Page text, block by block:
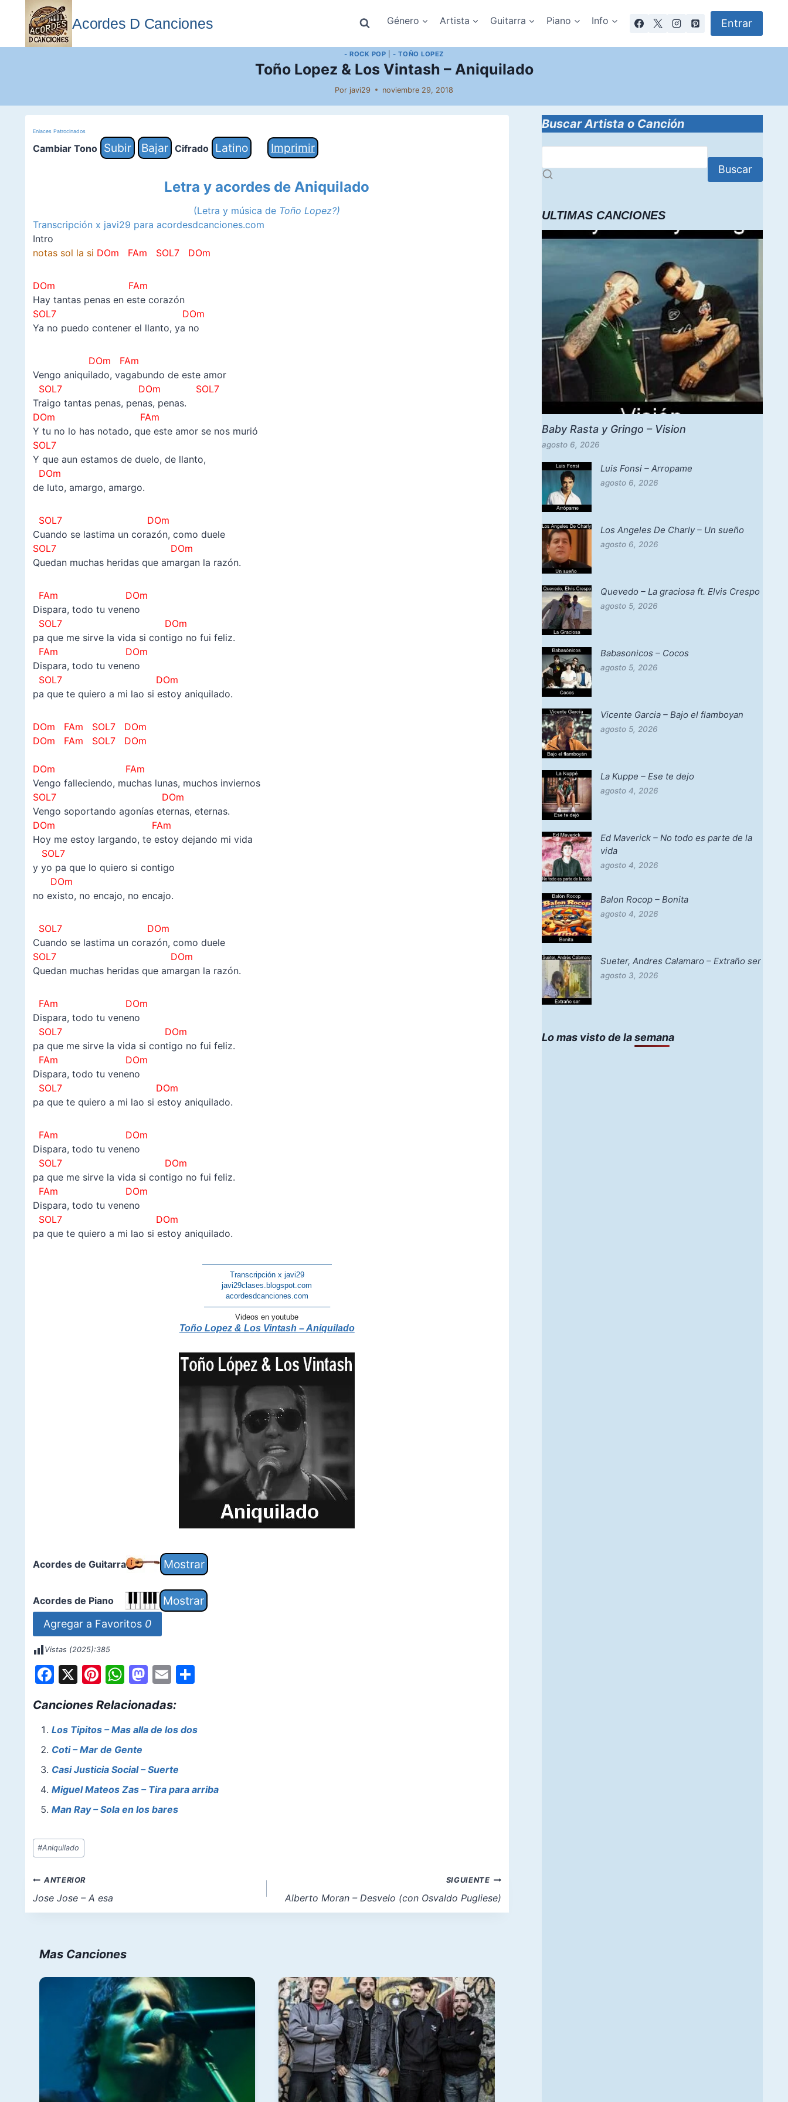
contenido
Acordes D Canciones Género Artista Guitarra Piano Info Entrar
- ROCK POP |- TOÑO LOPEZ
Toño Lopez & Los Vintash – Aniquilado
Por javi29 noviembre 29, 2018
Enlaces Patrocinados
Cambiar Tono Subir Bajar Cifrado Latino Imprimir
Letra y acordes de Aniquilado
(Letra y música de Toño Lopez?)
Transcripción x javi29 para acordesdcanciones.com
Intro
notas sol la si DOm FAm SOL7 DOm
DOm FAm
Hay tantas penas en este corazón
SOL7 DOm
Ya no puedo contener el llanto, ya no
DOm FAm
Vengo aniquilado, vagabundo de este amor
SOL7 DOm SOL7
Traigo tantas penas, penas, penas.
DOm FAm
Y tu no lo has notado, que este amor se nos murió
SOL7
Y que aun estamos de duelo, de llanto,
DOm
de luto, amargo, amargo.
SOL7 DOm
Cuando se lastima un corazón, como duele
SOL7 DOm
Quedan muchas heridas que amargan la razón.
FAm DOm
Dispara, todo tu veneno
SOL7 DOm
pa que me sirve la vida si contigo no fui feliz.
FAm DOm
Dispara, todo tu veneno
SOL7 DOm
pa que te quiero a mi lao si estoy aniquilado.
DOm FAm SOL7 DOm
DOm FAm SOL7 DOm
DOm FAm
Vengo falleciendo, muchas lunas, muchos inviernos
SOL7 DOm
Vengo soportando agonías eternas, eternas.
DOm FAm
Hoy me estoy largando, te estoy dejando mi vida
SOL7
y yo pa que lo quiero si contigo
DOm
no existo, no encajo, no encajo.
SOL7 DOm
Cuando se lastima un corazón, como duele
SOL7 DOm
Quedan muchas heridas que amargan la razón.
FAm DOm
Dispara, todo tu veneno
SOL7 DOm
pa que me sirve la vida si contigo no fui feliz.
FAm DOm
Dispara, todo tu veneno
SOL7 DOm
pa que te quiero a mi lao si estoy aniquilado.
FAm DOm
Dispara, todo tu veneno
SOL7 DOm
pa que me sirve la vida si contigo no fui feliz.
FAm DOm
Dispara, todo tu veneno
SOL7 DOm
pa que te quiero a mi lao si estoy aniquilado.
—————————————————
Transcripción x javi29
javi29clases.blogspot.com
acordesdcanciones.com
————————————————–
Videos en youtube
Toño Lopez & Los Vintash – Aniquilado
Acordes de Guitarra
Acordes de Piano
Agregar a Favoritos 0
Vistas (2025):385
F
c
e
b
o
o
k
X Pi
er
e
st
W
at
s
A
p
p
M
st
o
o
n
E
ai
l
S
e
Canciones Relacionadas:
Los Tipitos – Mas alla de los dos
Coti – Mar de Gente
Casi Justicia Social – Suerte
Miguel Mateos Zas – Tira para arriba
Man Ray – Sola en los bares
Etiquetas
de
entrada:
#Aniquilado
Navegación
de
entradas
ANTERIOR
Jose Jose – A esa
SIGUIENTE
Alberto Moran – Desvelo (con Osvaldo Pugliese)
Mas Canciones
Buscar Artista o Canción
Buscar
ULTIMAS CANCIONES
Baby Rasta y Gringo – Vision
agosto 6, 2026
Luis Fonsi – Arropame
agosto 6, 2026
Los Angeles De Charly – Un sueño
agosto 6, 2026
Quevedo – La graciosa ft. Elvis Crespo
agosto 5, 2026
Babasonicos – Cocos
agosto 5, 2026
Vicente Garcia – Bajo el flamboyan
agosto 5, 2026
La Kuppe – Ese te dejo
agosto 4, 2026
Ed Maverick – No todo es parte de la
vida
agosto 4, 2026
Balon Rocop – Bonita
agosto 4, 2026
Sueter, Andres Calamaro – Extraño ser
agosto 3, 2026
Lo mas visto de la semana